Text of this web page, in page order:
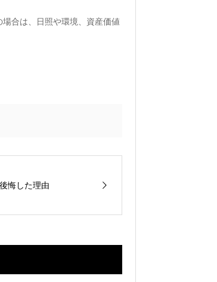
合は、日照や環境、資産価値
悔した理由